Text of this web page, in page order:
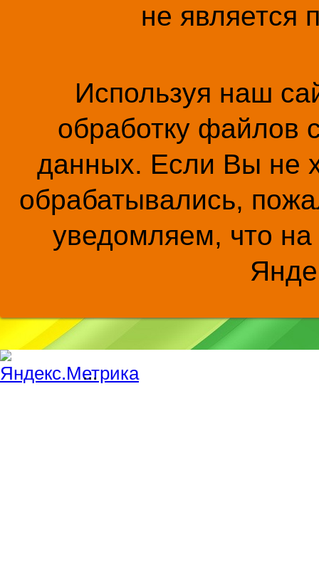
не является
Используя наш
обработку файлов
данных. Если Вы не
обрабатывались,
уведомляем, что на
...